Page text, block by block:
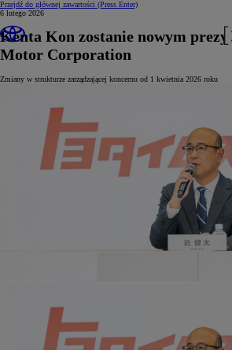
Przejdź do głównej zawartości (Press Enter)
6 lutego 2026
Kenta Kon zostanie nowym
Motor Corporation
Zmiany w strukturze zarządzającej koncernu od 1 kwietnia 2026 roku